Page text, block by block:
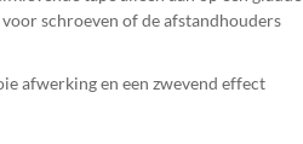
schroeven of de afstandhouders
afwerking en een zwevend effect